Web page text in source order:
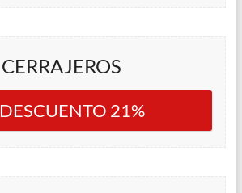
CERRAJEROS
DESCUENTO 21%